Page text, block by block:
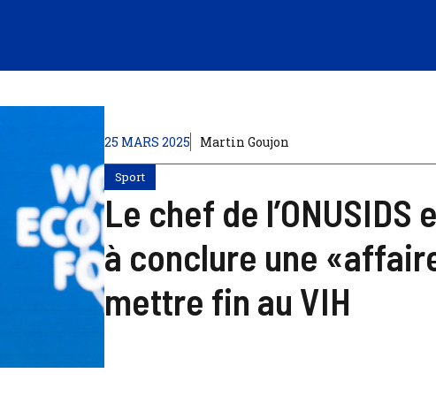
25 MARS 2025 Martin Goujon
Sport
Le chef de
à conclure une
mettre fin au VIH